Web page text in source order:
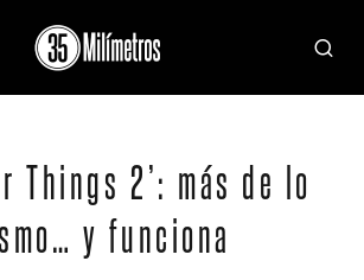
Things 2’: más de lo
y funciona